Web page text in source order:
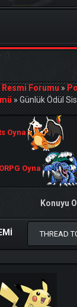
Forumu»
»Günlük Ödül
Oyna
Oyna
Konuyu
THREAD